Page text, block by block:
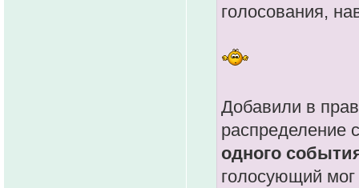
голосования,
Добавили в
распределение
одного
голосующий мог